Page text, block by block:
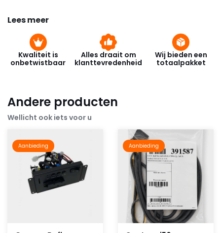
Lees meer
Kwaliteit is
onbetwistbaar
Alles draait om
klanttevredenheid
Wij bieden een
totaalpakket
Andere producten
Wellicht ook iets voor u
Aanbieding Aanbieding